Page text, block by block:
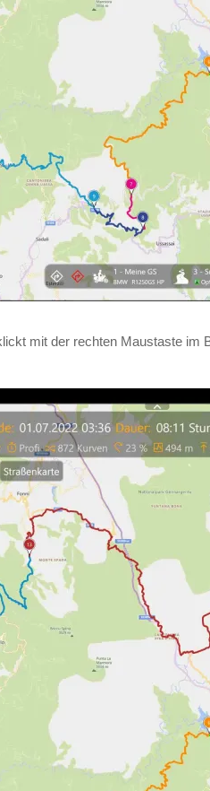
mit der rechten Maustaste